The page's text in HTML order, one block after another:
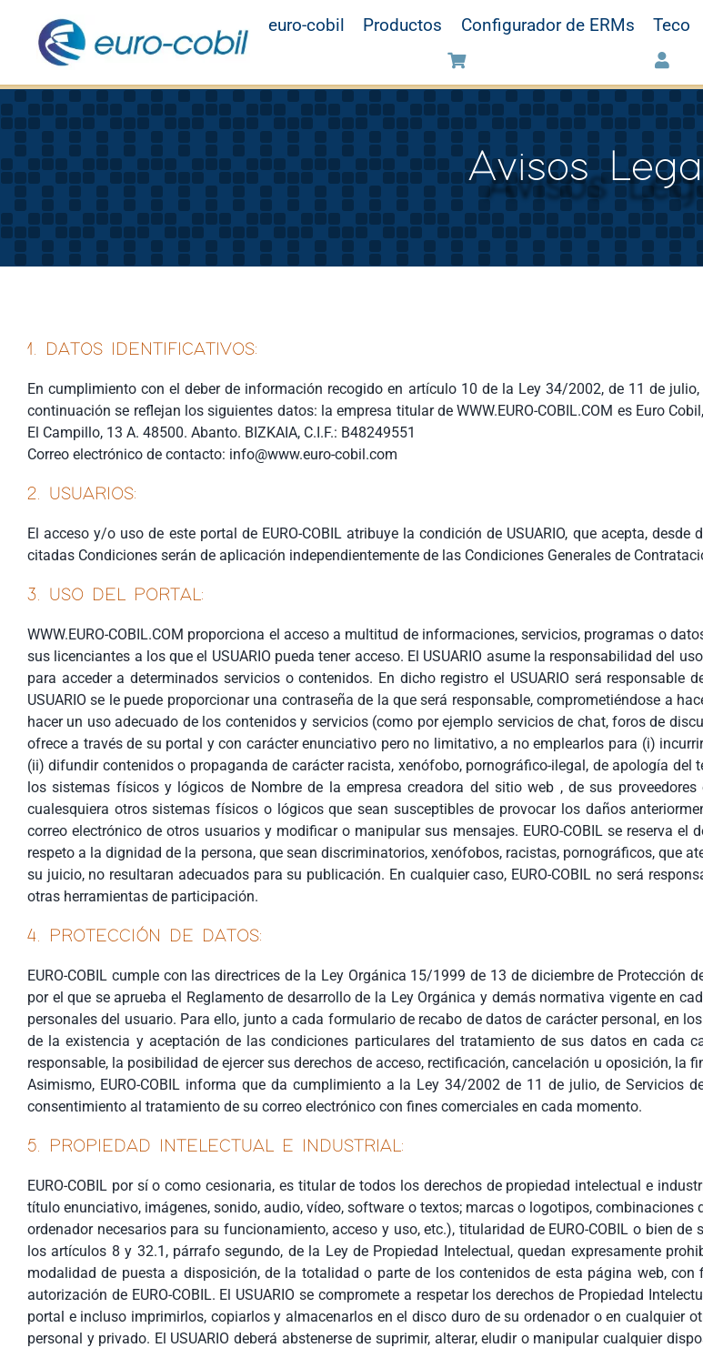
contenido
euro-cobil Productos Configurador de ERMs Teco
Avisos
1. DATOS IDENTIFICATIVOS:
En cumplimiento con el deber de información recogido en artículo 10 de la Ley 34/2002, de 11 de
continuación se reflejan los siguientes datos: la empresa titular de WWW.EURO-COBIL.COM es Euro
El Campillo, 13 A. 48500. Abanto. BIZKAIA, C.I.F.: B48249551
Correo electrónico de contacto: info@www.euro-cobil.com
2. USUARIOS:
El acceso y/o uso de este portal de EURO-COBIL atribuye la condición de USUARIO, que acepta,
citadas Condiciones serán de aplicación independientemente de las Condiciones Generales de
3. USO DEL PORTAL:
WWW.EURO-COBIL.COM proporciona el acceso a multitud de informaciones, servicios, programas o
sus licenciantes a los que el USUARIO pueda tener acceso. El USUARIO asume la responsabilidad del
para acceder a determinados servicios o contenidos. En dicho registro el USUARIO será
USUARIO se le puede proporcionar una contraseña de la que será responsable, comprometiéndose a
hacer un uso adecuado de los contenidos y servicios (como por ejemplo servicios de chat, foros de
ofrece a través de su portal y con carácter enunciativo pero no limitativo, a no emplearlos para (i)
(ii) difundir contenidos o propaganda de carácter racista, xenófobo, pornográfico-ilegal, de apología
los sistemas físicos y lógicos de Nombre de la empresa creadora del sitio web , de sus
cualesquiera otros sistemas físicos o lógicos que sean susceptibles de provocar los daños
correo electrónico de otros usuarios y modificar o manipular sus mensajes. EURO-COBIL se reserva
respeto a la dignidad de la persona, que sean discriminatorios, xenófobos, racistas, pornográficos, que
su juicio, no resultaran adecuados para su publicación. En cualquier caso, EURO-COBIL no será
otras herramientas de participación.
4. PROTECCIÓN DE DATOS:
EURO-COBIL cumple con las directrices de la Ley Orgánica 15/1999 de 13 de diciembre de Protección
por el que se aprueba el Reglamento de desarrollo de la Ley Orgánica y demás normativa vigente en
personales del usuario. Para ello, junto a cada formulario de recabo de datos de carácter personal, en
de la existencia y aceptación de las condiciones particulares del tratamiento de sus datos en cada
responsable, la posibilidad de ejercer sus derechos de acceso, rectificación, cancelación u oposición,
Asimismo, EURO-COBIL informa que da cumplimiento a la Ley 34/2002 de 11 de julio, de Servicios
consentimiento al tratamiento de su correo electrónico con fines comerciales en cada momento.
5. PROPIEDAD INTELECTUAL E INDUSTRIAL:
EURO-COBIL por sí o como cesionaria, es titular de todos los derechos de propiedad intelectual e
título enunciativo, imágenes, sonido, audio, vídeo, software o textos; marcas o logotipos,
ordenador necesarios para su funcionamiento, acceso y uso, etc.), titularidad de EURO-COBIL o bien
los artículos 8 y 32.1, párrafo segundo, de la Ley de Propiedad Intelectual, quedan expresamente
modalidad de puesta a disposición, de la totalidad o parte de los contenidos de esta página web,
autorización de EURO-COBIL. El USUARIO se compromete a respetar los derechos de Propiedad
portal e incluso imprimirlos, copiarlos y almacenarlos en el disco duro de su ordenador o en cualquier
personal y privado. El USUARIO deberá abstenerse de suprimir, alterar, eludir o manipular cualquier